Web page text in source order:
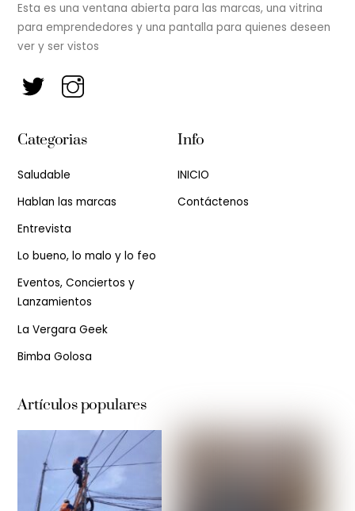
Esta es una ventana abierta para las marcas, una vitrina
para emprendedores y una pantalla para quienes deseen
ver y ser vistos
Categorias
Saludable
Hablan las marcas
Entrevista
Lo bueno, lo malo y lo feo
Eventos, Conciertos y
Lanzamientos
La Vergara Geek
Bimba Golosa
Info
INICIO
Contáctenos
Artículos populares